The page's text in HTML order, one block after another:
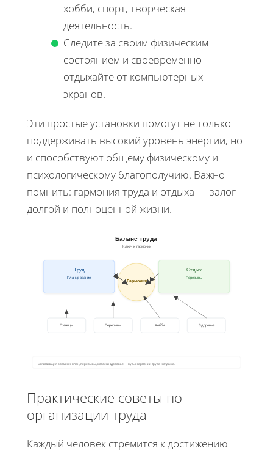
хобби, спорт, творческая
деятельность.
Следите за своим физическим
состоянием и своевременно
отдыхайте от компьютерных
экранов.
Эти простые установки помогут не только
поддерживать высокий уровень энергии, но
и способствуют общему физическому и
психологическому благополучию. Важно
помнить: гармония труда и отдыха — залог
долгой и полноценной жизни.
Баланс труда
Ключ к гармонии
Труд
Планирование
Отдых
Перерывы
Гармония
Границы Перерывы Хобби Здоровье
Оптимизация времени: план, перерывы, хобби и здоровье — путь к гармонии труда и отдыха.
Практические советы по
организации труда
Каждый человек стремится к достижению